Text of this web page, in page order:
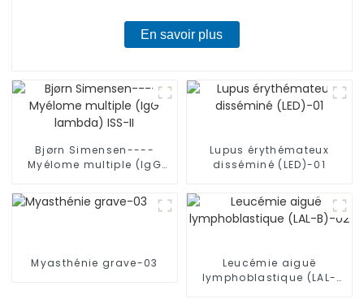
En savoir plus
Bjørn Simensen----
Myélome multiple (IgG
Lupus érythémateux
disséminé (LED)-01
Myasthénie grave-03
Leucémie aiguë
lymphoblastique (LAL-